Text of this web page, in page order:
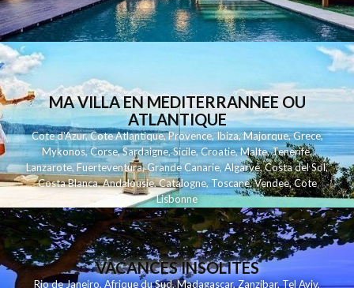
MA VILLA EN MEDITERRANNEE OU
ATLANTIQUE
Cote d'Azur,Cote Atlantique,Provence,Ibiza,Majorque,Grece,
Mykonos,Corse,Sardaigne,Sicile,Croatie,Malte,Tenerife,
Lanzarote,Fuerteventura,Grande Canarie,Algarve,Costa del Sol,
Costa Blanca,Andalousie,Catalogne,Toscane,Vendee,Cote
Lisbonne
VACANCES INSOLITES
Rio de Janeiro,Afrique du Sud,Madagascar,Zanzibar,Tel Aviv,